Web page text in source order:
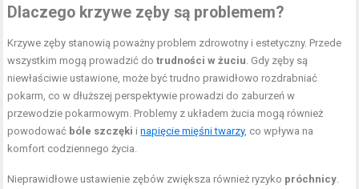
Dlaczego krzywe zęby są problemem?
Krzywe zęby stanowią poważny problem zdrowotny i estetyczny. Przede
wszystkim mogą prowadzić dotrudności w żuciu . Gdy zęby są
niewłaściwie ustawione, może być trudno prawidłowo rozdrabniać
pokarm, co w dłuższej perspektywie prowadzi do zaburzeń w
przewodzie pokarmowym. Problemy z układem żucia mogą również
powodować bóle szczęki inapięcie mięśni twarzy, co wpływa na
komfort codziennego życia.
Nieprawidłowe ustawienie zębów zwiększa również ryzyko próchnicy